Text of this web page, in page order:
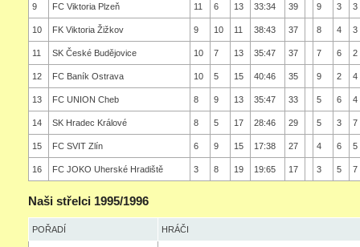
9 FC Viktoria Plzeň 11 6 13 33:34 39 9 3 3
10 FK Viktoria Žižkov 9 10 11 38:43 37 8 4 3
11 SK České Budějovice 10 7 13 35:47 37 7 6 2
12 FC Baník Ostrava 10 5 15 40:46 35 9 2 4
13 FC UNION Cheb 8 9 13 35:47 33 5 6 4
14 SK Hradec Králové 8 5 17 28:46 29 5 3 7
15 FC SVIT Zlín 6 9 15 17:38 27 4 6 5
16 FC JOKO Uherské Hradiště 3 8 19 19:65 17 3 5 7
Naši střelci 1995/1996
POŘADÍ HRÁČI